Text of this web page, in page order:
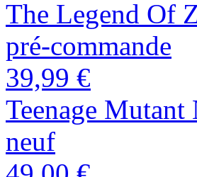
The Legend Of
pré-commande
39,99 €
Teenage
neuf